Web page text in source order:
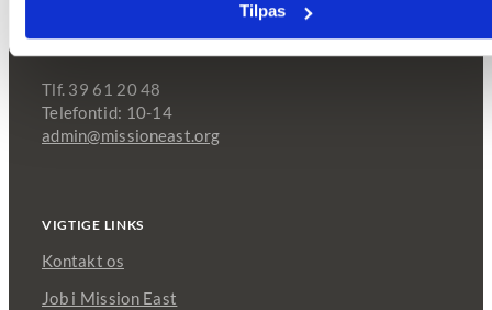
Tilpas
2900 Hellerup
Tlf. 39 61 20 48
Telefontid: 10-14
admin@missioneast.org
VIGTIGE LINKS
Kontakt os
Job i Mission East